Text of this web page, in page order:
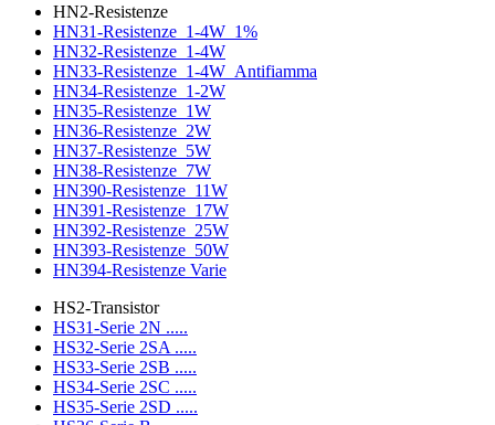
HN2-Resistenze
HN31-Resistenze_1-4W_1%
HN32-Resistenze_1-4W
HN33-Resistenze_1-4W_Antifiamma
HN34-Resistenze_1-2W
HN35-Resistenze_1W
HN36-Resistenze_2W
HN37-Resistenze_5W
HN38-Resistenze_7W
HN390-Resistenze_11W
HN391-Resistenze_17W
HN392-Resistenze_25W
HN393-Resistenze_50W
HN394-Resistenze Varie
HS2-Transistor
HS31-Serie 2N .....
HS32-Serie 2SA .....
HS33-Serie 2SB .....
HS34-Serie 2SC .....
HS35-Serie 2SD .....